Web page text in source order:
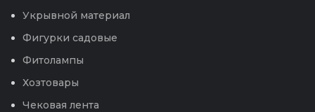
Укрывной материал
Фигурки садовые
Фитолампы
Хозтовары
Чековая лента